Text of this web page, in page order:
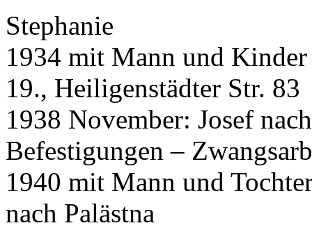
Stephanie
1934 mit Mann und Kinder
19., Heiligenstädter Str. 83
1938 November: Josef
Befestigungen –
1940 mit Mann und
nach Palästna